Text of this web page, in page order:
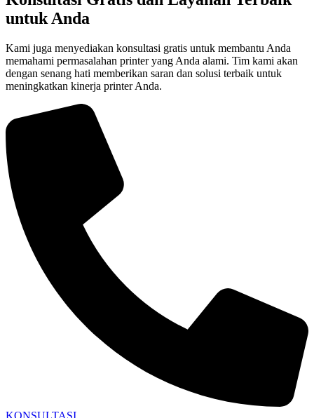
untuk Anda
Kami juga menyediakan konsultasi gratis untuk membantu Anda
memahami permasalahan printer yang Anda alami. Tim kami akan
dengan senang hati memberikan saran dan solusi terbaik untuk
meningkatkan kinerja printer Anda.
KONSULTASI